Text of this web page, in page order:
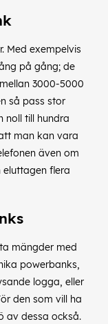
Med exempelvis
på gång; de
3000-5000
så pass stor
noll till hundra
man kan vara
även om
eluttagen flera
mängder med
powerbanks,
logga, eller
den som vill ha
av dessa också.